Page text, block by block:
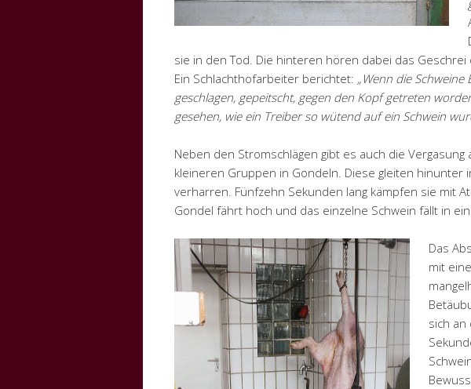
sie in den Tod. Die hinteren hören dabei das
Ein Schlachthofarbeiter berichtet: „Wenn die
geschlagen, gepeitscht, gegen den Kopf getreten
gesehen, wie ein Treiber so wütend auf ein Schwein
Neben den Stromschlägen gibt es auch die
kleineren Gruppen in Gondeln. Diese gleiten
verharren. Fünfzehn Sekunden lang kämpfen sie mit
Gondel fährt hoch und das einzelne Schwein fällt in
Das
mit
sich